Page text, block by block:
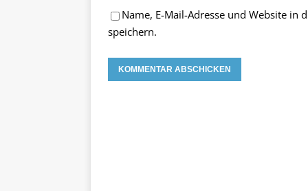
Name, E-Mail-Adresse und Website
speichern.